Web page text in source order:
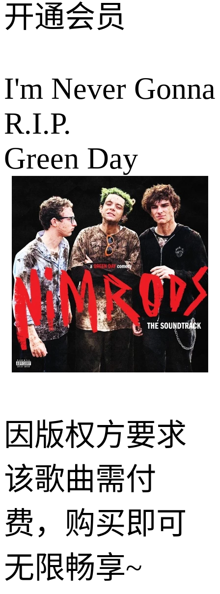
开通会员
I'm Never Gonna
R.I.P.
Green Day
因版权方要求
该歌曲需付
费，购买即可
无限畅享~